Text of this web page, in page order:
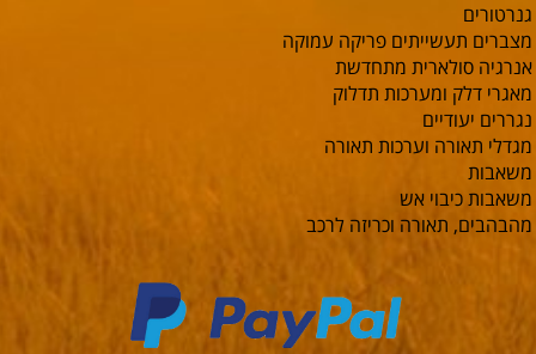
גנרטורים
מצברים תעשייתים פריקה עמוקה
אנרגיה סולארית מתחדשת
מאגרי דלק ומערכות תדלוק
נגררים יעודיים
מגדלי תאורה וערכות תאורה
משאבות
משאבות כיבוי אש
מהבהבים, תאורה וכריזה לרכב